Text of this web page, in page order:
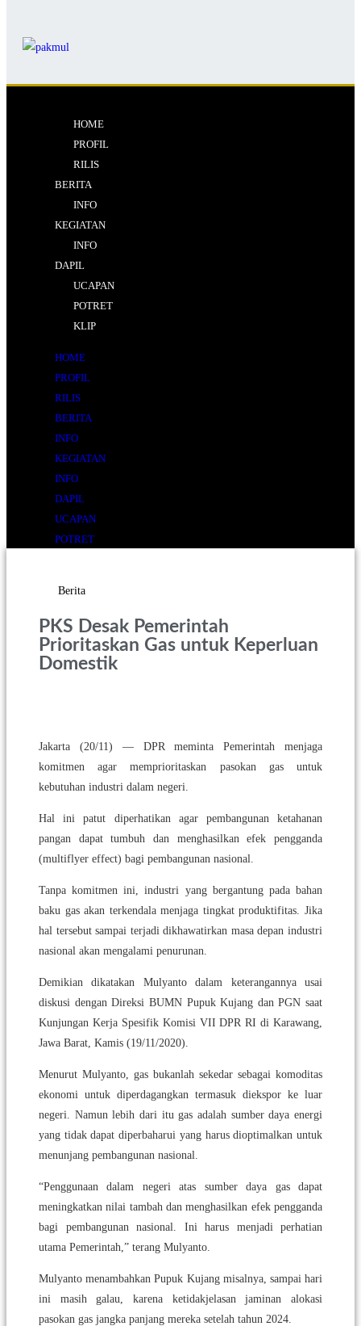
HOME
PROFIL
RILIS
BERITA
INFO
KEGIATAN
INFO
DAPIL
UCAPAN
POTRET
KLIP
HOME
PROFIL
RILIS
BERITA
INFO
KEGIATAN
INFO
DAPIL
UCAPAN
POTRET
Berita
PKS Desak Pemerintah
Prioritaskan Gas untuk Keperluan
Domestik
Jakarta (20/11) — DPR meminta Pemerintah menjaga
komitmen agar memprioritaskan pasokan gas untuk
kebutuhan industri dalam negeri.
Hal ini patut diperhatikan agar pembangunan ketahanan
pangan dapat tumbuh dan menghasilkan efek pengganda
(multiflyer effect) bagi pembangunan nasional.
Tanpa komitmen ini, industri yang bergantung pada bahan
baku gas akan terkendala menjaga tingkat produktifitas. Jika
hal tersebut sampai terjadi dikhawatirkan masa depan industri
nasional akan mengalami penurunan.
Demikian dikatakan Mulyanto dalam keterangannya usai
diskusi dengan Direksi BUMN Pupuk Kujang dan PGN saat
Kunjungan Kerja Spesifik Komisi VII DPR RI di Karawang,
Jawa Barat, Kamis (19/11/2020).
Menurut Mulyanto, gas bukanlah sekedar sebagai komoditas
ekonomi untuk diperdagangkan termasuk diekspor ke luar
negeri. Namun lebih dari itu gas adalah sumber daya energi
yang tidak dapat diperbaharui yang harus dioptimalkan untuk
menunjang pembangunan nasional.
“Penggunaan dalam negeri atas sumber daya gas dapat
meningkatkan nilai tambah dan menghasilkan efek pengganda
bagi pembangunan nasional. Ini harus menjadi perhatian
utama Pemerintah,” terang Mulyanto.
Mulyanto menambahkan Pupuk Kujang misalnya, sampai hari
ini masih galau, karena ketidakjelasan jaminan alokasi
pasokan gas jangka panjang mereka setelah tahun 2024.